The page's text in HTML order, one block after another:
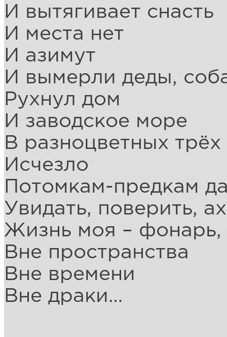
И вытягивает снасть
И места нет
И азимут
И вымерли деды,
Рухнул дом
И заводское море
В разноцветных трёх
Исчезло
Потомкам-предкам
Увидать, поверить,
Жизнь моя – фонарь,
Вне пространства
Вне времени
Вне драки…